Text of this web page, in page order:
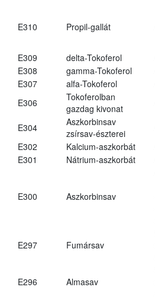
E310 Propil-gallát
E309
delta-Tokoferol
E308
gamma-Tokoferol
E307
alfa-Tokoferol
E306
Tokoferolban
gazdag kivonat
E304
Aszkorbinsav
zsírsav-észterei
E302
Kalcium-aszkorbát
E301
Nátrium-aszkorbát
E300 Aszkorbinsav
E297 Fumársav
E296 Almasav